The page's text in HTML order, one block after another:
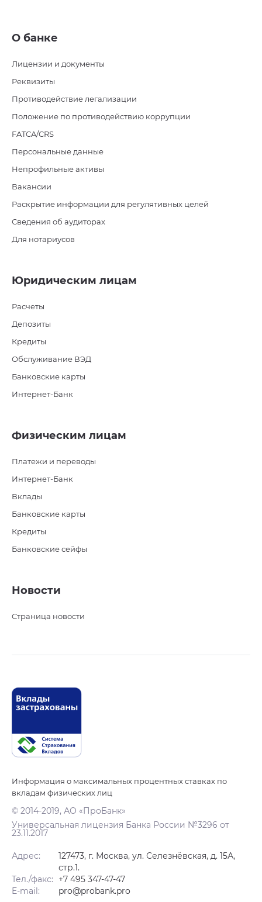
О банке
Лицензии и документы
Реквизиты
Противодействие легализации
Положение по противодействию коррупции
FATCA/CRS
Персональные данные
Непрофильные активы
Вакансии
Раскрытие информации для регулятивных целей
Сведения об аудиторах
Для нотариусов
Юридическим лицам
Расчеты
Депозиты
Кредиты
Обслуживание ВЭД
Банковские карты
Интернет-Банк
Физическим лицам
Платежи и переводы
Интернет-Банк
Вклады
Банковские карты
Кредиты
Банковские сейфы
Новости
Страница новости
Информация о максимальных процентных ставках по
вкладам физических лиц
© 2014-2019, АО «ПроБанк»
Универсальная лицензия Банка России №3296 от
23.11.2017
Адрес:
127473, г. Москва, ул. Селезнёвская, д. 15А,
стр.1.
Тел./факс:
+7 495 347-47-47
E-mail:
pro@probank.pro